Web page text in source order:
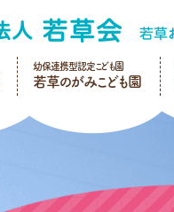
幼保連携型認定こども園
若草のがみこども園